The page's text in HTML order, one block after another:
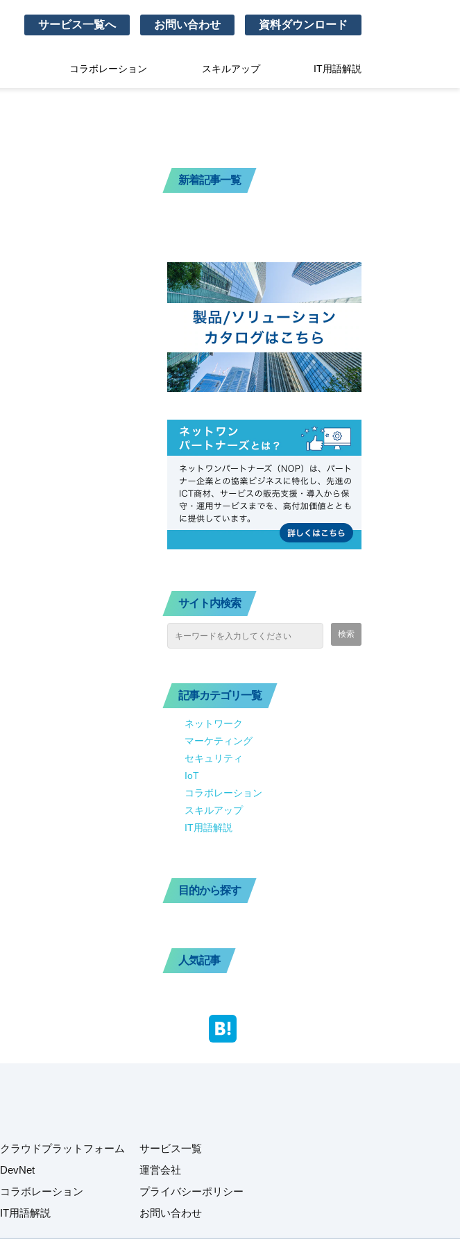
サービス一覧へ お問い合わせ 資料ダウンロード
コラボレーション スキルアップ IT用語解説
新着記事一覧
サイト内検索
記事カテゴリ一覧
ネットワーク
マーケティング
セキュリティ
IoT
コラボレーション
スキルアップ
IT用語解説
目的から探す
人気記事
クラウドプラットフォーム
DevNet
コラボレーション
IT用語解説
サービス一覧
運営会社
プライバシーポリシー
お問い合わせ